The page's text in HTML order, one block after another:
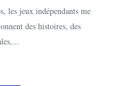
les jeux indépendants me
des histoires, des